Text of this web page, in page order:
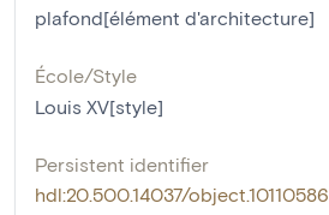
plafond[élément d'architecture]
École/Style
Louis XV[style]
Persistent identifier
hdl:20.500.14037/object.10110586